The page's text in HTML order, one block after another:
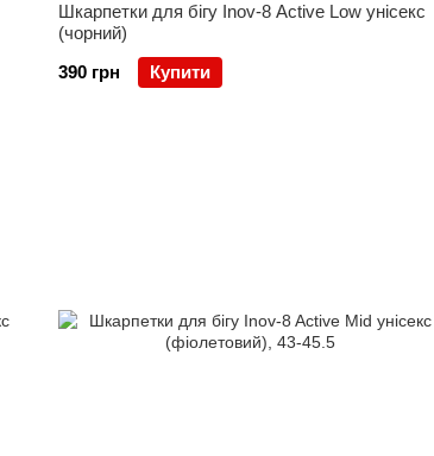
Шкарпетки для бігу Inov-8 Active Low унісекс
(чорний)
390 грн
Купити